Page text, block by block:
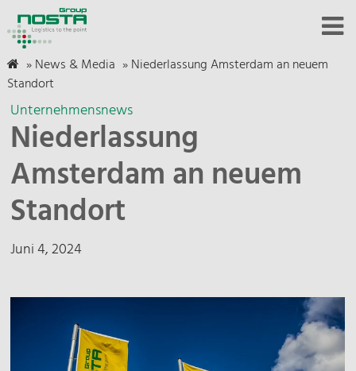
»News & Media »Niederlassung Amsterdam an neuem
Standort
Unternehmensnews
Niederlassung
Amsterdam an neuem
Standort
Juni 4, 2024